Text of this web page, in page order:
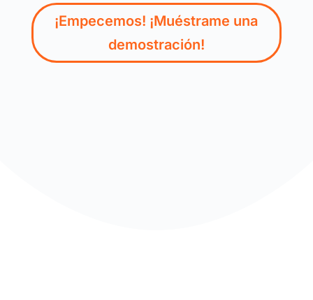
¡Empecemos! ¡Muéstrame una
demostración!